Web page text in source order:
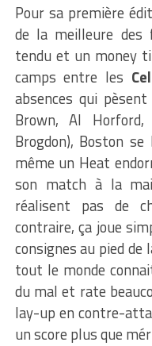
Pour sa première
de la meilleure des
tendu et un money
camps entre les
absences qui
Brown, Al
Brogdon), Boston
même un Heat
son match à la
réalisent pas de
contraire, ça joue
consignes au pied
tout le monde
du mal et rate
lay-up en contre-
un score plus que